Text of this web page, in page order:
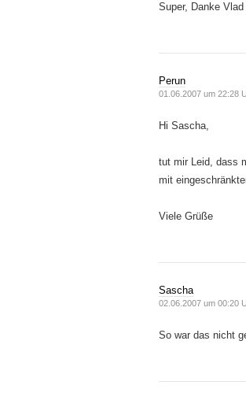
Super, Danke Vlad
Perun
01.06.2007 um 22:28
Hi Sascha,
tut mir Leid, dass
mit
Viele Grüße
Sascha
02.06.2007 um 00:20
So war das nicht